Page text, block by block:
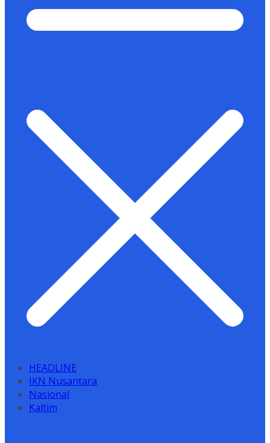
HEADLINE
IKN Nusantara
Nasional
Kaltim